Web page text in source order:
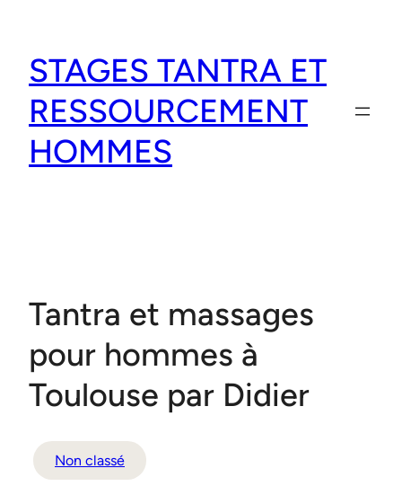
contenu
STAGES TANTRA ET
RESSOURCEMENT
HOMMES
Tantra et massages
pour hommes à
Toulouse par Didier
Non classé